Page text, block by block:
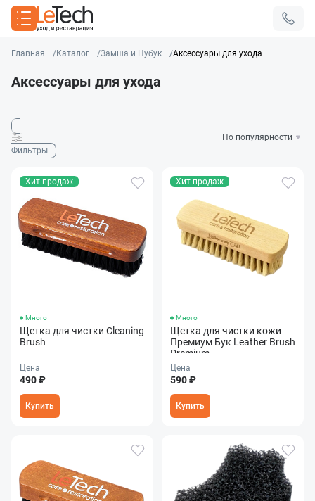
Главная Каталог Замша и Нубук Аксессуары для ухода
Аксессуары для ухода
Фильтры
Хит продаж
Много
Щетка для чистки Cleaning
Brush
Цена
490 ₽
Купить
Хит продаж
Много
Щетка для чистки кожи
Премиум Бук Leather Brush
Premium
Цена
590 ₽
Купить